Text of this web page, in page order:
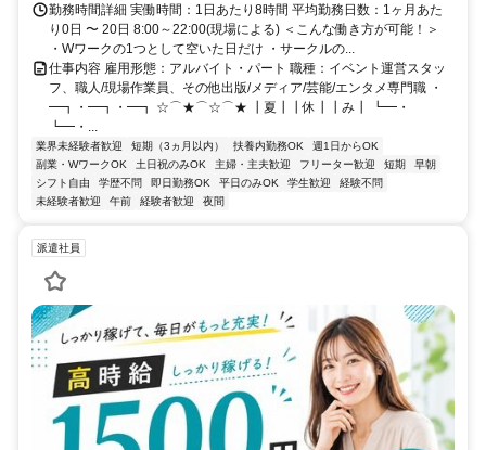
勤務時間詳細 実働時間：1日あたり8時間 平均勤務日数：1ヶ月あた
り0日 〜 20日 8:00～22:00(現場による) ＜こんな働き方が可能！＞
・Wワークの1つとして空いた日だけ ・サークルの...
仕事内容 雇用形態：アルバイト・パート 職種：イベント運営スタッ
フ、職人/現場作業員、その他出版/メディア/芸能/エンタメ専門職 ・
━┓・━┓・━┓ ☆⌒★⌒☆⌒★ ┃夏┃┃休┃┃み┃ ┗━・
┗━・...
業界未経験者歓迎 短期（3ヵ月以内） 扶養内勤務OK
週1日からOK
副業・WワークOK
土日祝のみOK 主婦・主夫歓迎 フリーター歓迎 短期
早朝
シフト自由
学歴不問 即日勤務OK 平日のみOK 学生歓迎
経験不問
未経験者歓迎
午前 経験者歓迎 夜間
派遣社員